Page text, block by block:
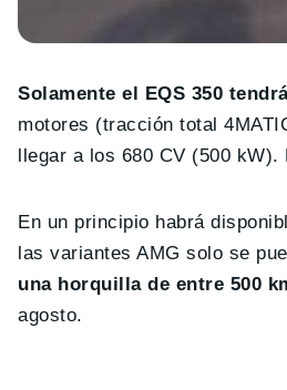
Solamente el EQS 350
motores (tracción total
llegar a los 680 CV (500
En un principio habrá
las variantes AMG solo se
una horquilla de entre 500
agosto.